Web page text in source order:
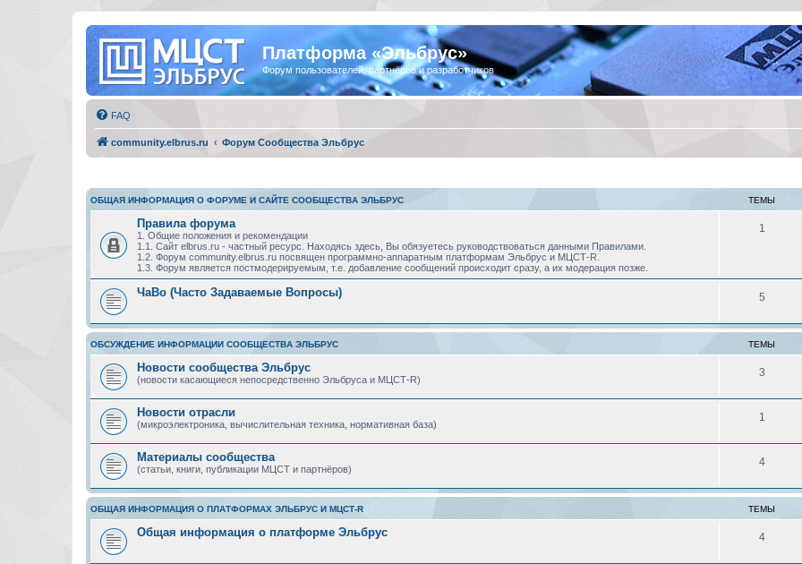
Платформа «Эльбрус»
Форум пользователей, партнёров и разработчиков
FAQ
community.elbrus.ru Форум Сообщества Эльбрус
ОБЩАЯ ИНФОРМАЦИЯ О ФОРУМЕ И САЙТЕ СООБЩЕСТВА ЭЛЬБРУС ТЕМЫ
Правила форума
1. Общие положения и рекомендации
1.1. Сайт elbrus.ru - частный ресурс. Находясь здесь, Вы обязуетесь руководствоваться данными Правилами.
1.2. Форум community.elbrus.ru посвящен программно-аппаратным платформам Эльбрус и МЦСТ-R.
1.3. Форум является постмодерируемым, т.е. добавление сообщений происходит сразу, а их модерация позже.
1
ЧаВо (Часто Задаваемые Вопросы) 5
ОБСУЖДЕНИЕ ИНФОРМАЦИИ СООБЩЕСТВА ЭЛЬБРУС ТЕМЫ
Новости сообщества Эльбрус
(новости касающиеся непосредственно Эльбруса и МЦСТ-R)
3
Новости отрасли
(микроэлектроника, вычислительная техника, нормативная база)
1
Материалы сообщества
(статьи, книги, публикации МЦСТ и партнёров)
4
ОБЩАЯ ИНФОРМАЦИЯ О ПЛАТФОРМАХ ЭЛЬБРУС И МЦСТ-R ТЕМЫ
Общая информация о платформе Эльбрус 4